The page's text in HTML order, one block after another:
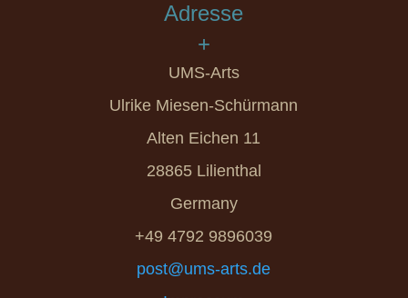
Adresse
+
UMS-Arts
Ulrike Miesen-Schürmann
Alten Eichen 11
28865 Lilienthal
Germany
+49 4792 9896039
post@ums-arts.de